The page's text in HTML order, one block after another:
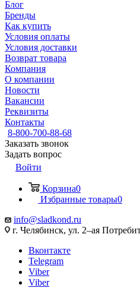
Блог
Бренды
Как купить
Условия оплаты
Условия доставки
Возврат товара
Компания
О компании
Новости
Вакансии
Реквизиты
Контакты
8-800-700-88-68
Заказать звонок
Задать вопрос
Войти
Корзина0
Избранные товары0
info@sladkond.ru
г. Челябинск, ул. 2–ая
Вконтакте
Telegram
Viber
Viber